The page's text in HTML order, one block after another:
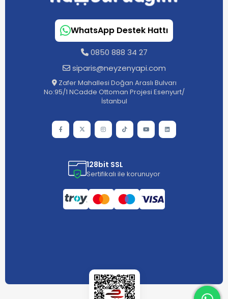
WhatsApp Destek Hattı
0850 888 34 27
siparis@neyzenyapi.com
Zafer Mahallesi Doğan Araslı Bulvarı
No:95/1 NCadde Ottoman Projesi Esenyurt/
İstanbul
128bit SSL
Sertifikalı ile korunuyor